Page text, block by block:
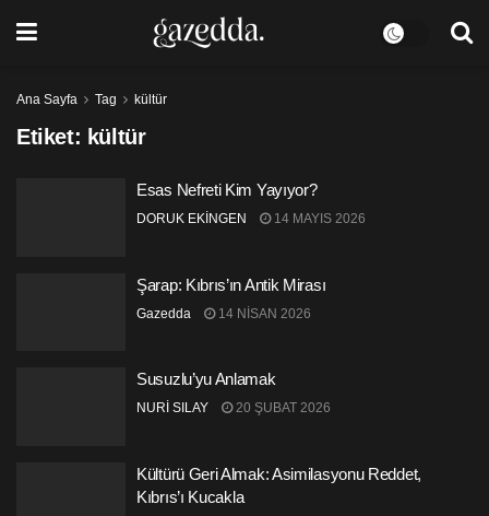
Ana Sayfa Tag kültür
Etiket: kültür
Esas Nefreti Kim Yayıyor?
DORUK EKİNGEN 14 MAYIS 2026
Şarap: Kıbrıs’ın Antik Mirası
Gazedda 14 NISAN 2026
Susuzlu’yu Anlamak
NURİ SILAY 20 ŞUBAT 2026
Kültürü Geri Almak: Asimilasyonu Reddet,
Kıbrıs’ı Kucakla